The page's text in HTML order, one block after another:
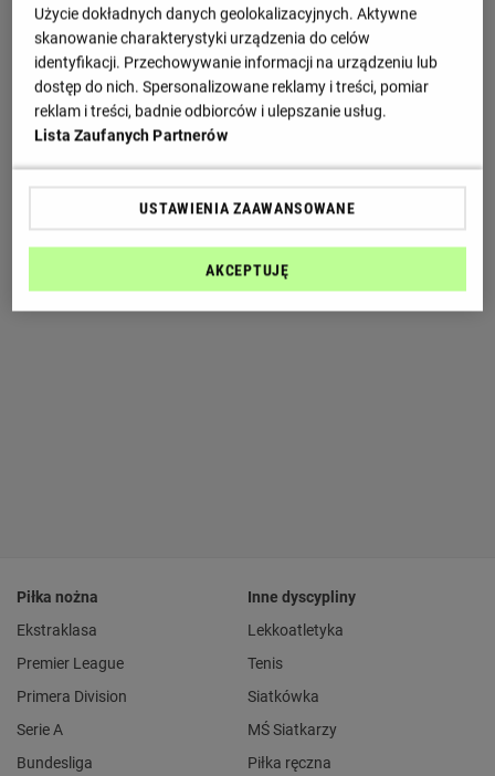
Piłka nożna
Ekstraklasa
Premier League
Primera Division
Serie A
Bundesliga
Inne dyscypliny
Lekkoatletyka
Tenis
Siatkówka
MŚ Siatkarzy
Piłka ręczna
Użycie dokładnych danych geolokalizacyjnych. Aktywne
skanowanie charakterystyki urządzenia do celów
identyfikacji. Przechowywanie informacji na urządzeniu lub
dostęp do nich. Spersonalizowane reklamy i treści, pomiar
reklam i treści, badnie odbiorców i ulepszanie usług.
Lista Zaufanych Partnerów
USTAWIENIA ZAAWANSOWANE
AKCEPTUJĘ